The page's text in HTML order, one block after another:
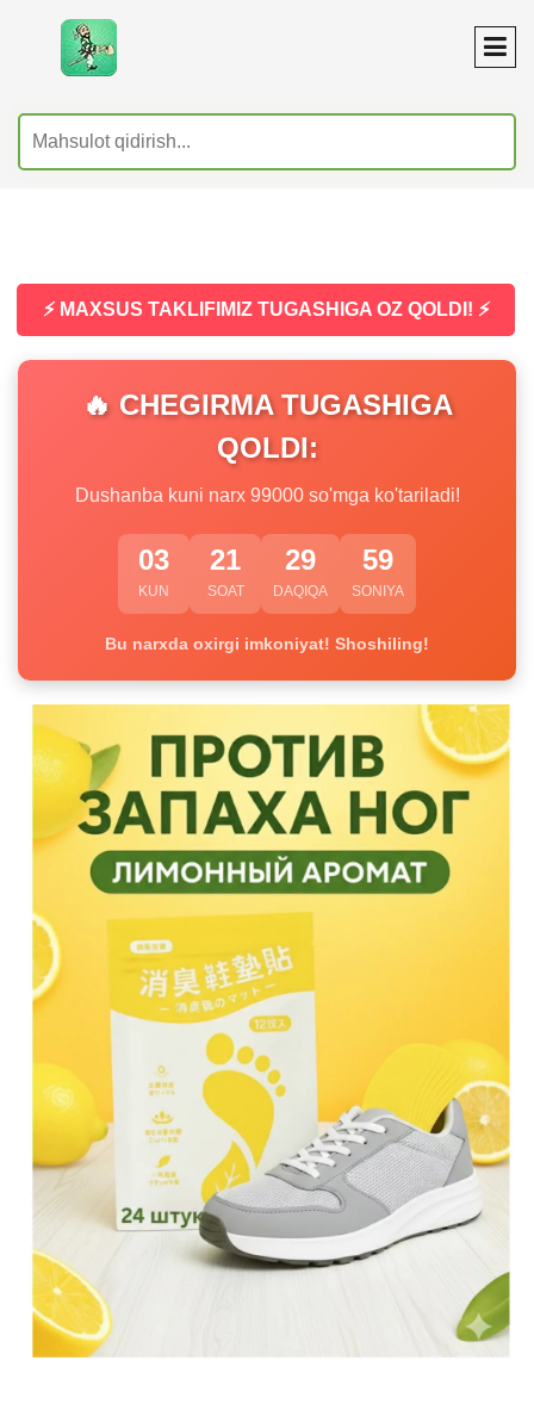
⚡ MAXSUS TAKLIFIMIZ TUGASHIGA OZ QOLDI! ⚡
🔥 CHEGIRMA TUGASHIGA
QOLDI:
Dushanba kuni narx 99000 so'mga ko'tariladi!
03
KUN
21
SOAT
29
DAQIQA
59
SONIYA
Bu narxda oxirgi imkoniyat! Shoshiling!